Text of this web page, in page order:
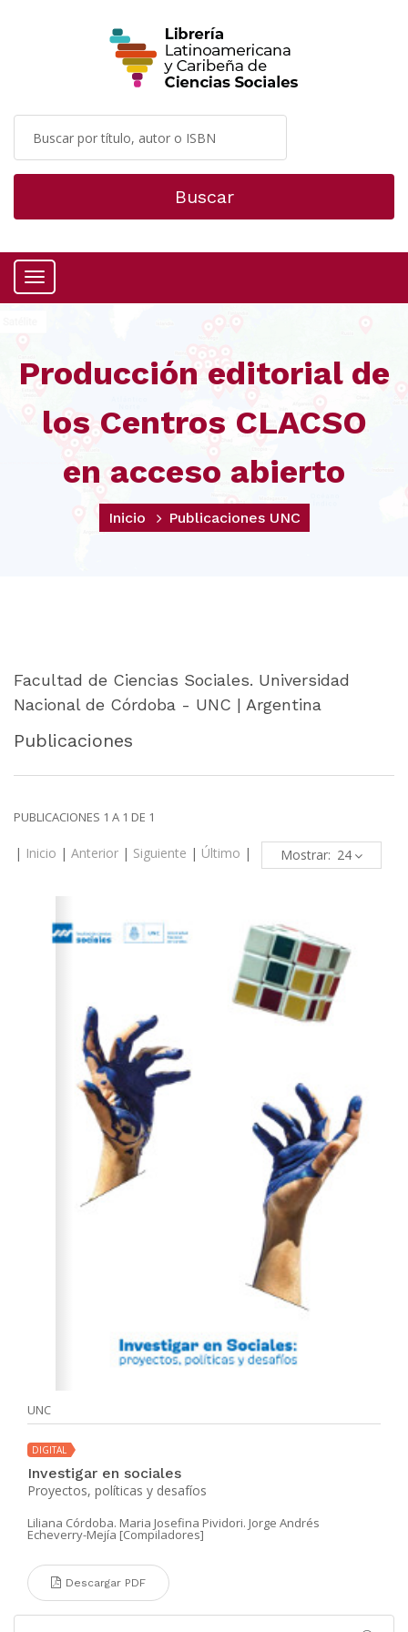
Buscar
Menú
Producción editorial de
los Centros CLACSO
en acceso abierto
Inicio Publicaciones UNC
Facultad de Ciencias Sociales. Universidad
Nacional de Córdoba - UNC | Argentina
Publicaciones
PUBLICACIONES 1 A 1 DE 1
| Inicio | Anterior | Siguiente | Último | Mostrar:
UNC
DIGITAL
Investigar en sociales
Proyectos, políticas y desafíos
Liliana Córdoba. Maria Josefina Pividori. Jorge Andrés
Echeverry-Mejía [Compiladores]
Descargar PDF